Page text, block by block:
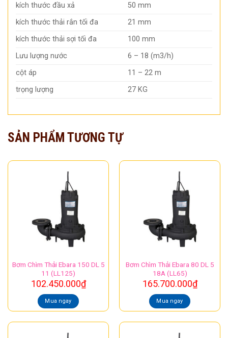
kích thước đầu xả
50 mm
kích thước thải rắn tối đa
21 mm
kích thước thải sợi tối đa
100 mm
Lưu lượng nước
6 – 18 (m3/h)
cột áp
11 – 22 m
trọng lượng
27 KG
SẢN PHẨM TƯƠNG TỰ
Bơm Chìm Thải Ebara 150 DL 5
11 (LL125)
102.450.000₫
Mua ngay
Bơm Chìm Thải Ebara 80 DL 5
18A (LL65)
165.700.000₫
Mua ngay